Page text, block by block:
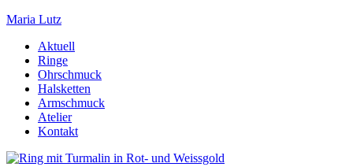
Maria Lutz
Aktuell
Ringe
Ohrschmuck
Halsketten
Armschmuck
Atelier
Kontakt